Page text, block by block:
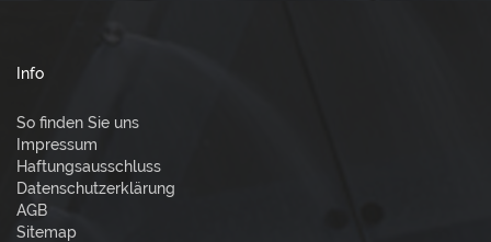
Info
So finden Sie uns
Impressum
Haftungsausschluss
Datenschutzerklärung
AGB
Sitemap